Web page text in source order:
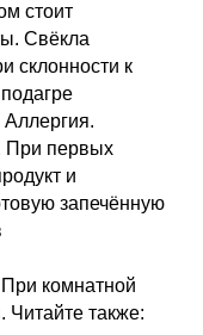
стоит
Свёкла
склонности к
Аллергия.
При первых
и
запечённую
комнатной
Читайте также: